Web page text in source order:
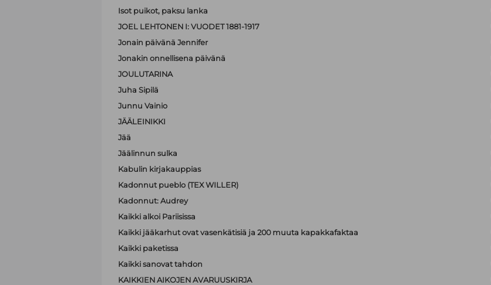
Isot puikot, paksu lanka
JOEL LEHTONEN I: VUODET 1881-1917
Jonain päivänä Jennifer
Jonakin onnellisena päivänä
JOULUTARINA
Juha Sipilä
Junnu Vainio
JÄÄLEINIKKI
Jää
Jäälinnun sulka
Kabulin kirjakauppias
Kadonnut pueblo (TEX WILLER)
Kadonnut: Audrey
Kaikki alkoi Pariisissa
Kaikki jääkarhut ovat vasenkätisiä ja 200 muuta kapakkafaktaa
Kaikki paketissa
Kaikki sanovat tahdon
KAIKKIEN AIKOJEN AVARUUSKIRJA